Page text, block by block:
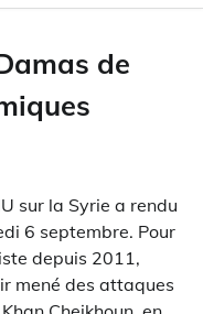
de
sur la Syrie a rendu
6 septembre. Pour
depuis 2011,
mené des attaques